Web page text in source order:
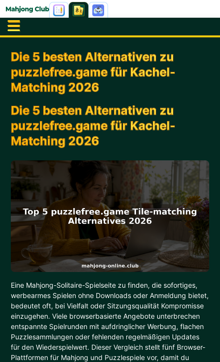
Die 5 besten Alternativen zu
puzzlefree.game für Kachel-
Matching 2026
Die 5 besten Alternativen zu
puzzlefree.game für Kachel-
Matching 2026
Eine Mahjong-Solitaire-Spielseite zu finden, die sofortiges,
werbearmes Spielen ohne Downloads oder Anmeldung bietet,
bedeutet oft, bei Vielfalt oder Sitzungsqualität Kompromisse
einzugehen. Viele browserbasierte Angebote unterbrechen
entspannte Spielrunden mit aufdringlicher Werbung, flachen
Puzzlesammlungen oder fehlenden regelmäßigen Updates
für den Wiederspielwert. Dieser Vergleich stellt fünf Browser-
Plattformen für Mahjong und Puzzlespiele vor, damit du